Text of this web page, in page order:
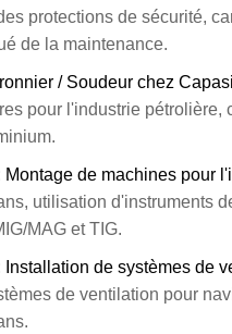
protections de sécurité,
de la maintenance.
/ Soudeur chez
pour l'industrie
Montage de machines pour
utilisation d'instruments
MAG et TIG.
Installation de systèmes de
de ventilation pour